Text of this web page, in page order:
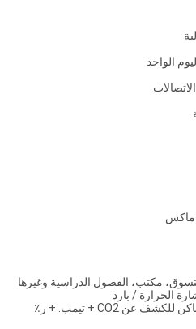
مكتب، الفصول الدراسية وغيرها
الحرارة / بارد